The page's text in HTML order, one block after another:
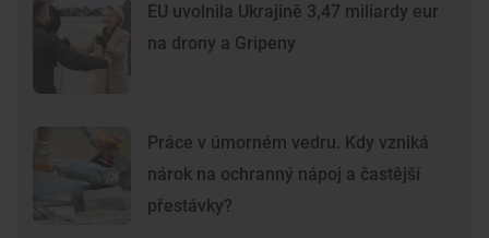
EU uvolnila Ukrajině 3,47 miliardy eur
na drony a Gripeny
Práce v úmorném vedru. Kdy vzniká
nárok na ochranný nápoj a častější
přestávky?